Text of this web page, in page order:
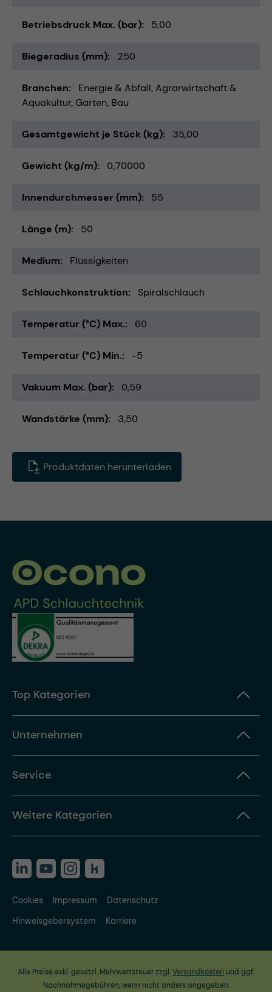
Betriebsdruck Max. (bar) 5,00
Biegeradius (mm) 250
Branchen Energie & Abfall Agrarwirtschaft &
Aquakultur Garten Bau
Gesamtgewicht je Stück (kg) 35,00
Gewicht (kg/m) 0,70000
Innendurchmesser (mm) 55
Länge (m) 50
Medium Flüssigkeiten
Schlauchkonstruktion Spiralschlauch
Temperatur (°C) Max. 60
Temperatur (°C) Min. -5
Vakuum Max. (bar) 0,59
Wandstärke (mm) 3,50
Produktdaten herunterladen
Top Kategorien
Unternehmen
Service
Weitere Kategorien
Cookies Impressum
Datenschutz
Hinweisgebersystem
Karriere
Alle Preise exkl. gesetzl. Mehrwertsteuer zzgl.Versandkosten und ggf.
Nachnahmegebühren, wenn nicht anders angegeben.